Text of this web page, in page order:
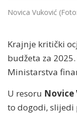
Novica Vuković
Krajnje kritički
budžeta za
Ministarstva
U resoru Novice
to dogodi,